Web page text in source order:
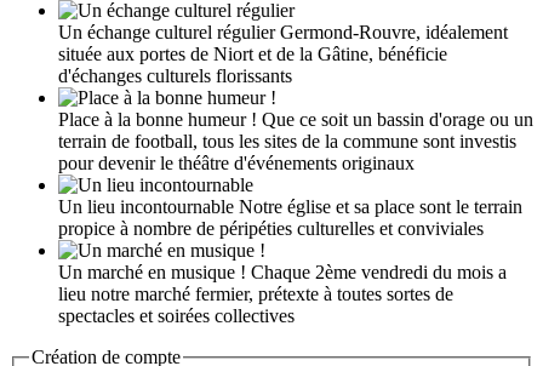
Un échange culturel régulier Germond-Rouvre, idéalement
située aux portes de Niort et de la Gâtine, bénéficie
d'échanges culturels florissants
Place à la bonne humeur ! Que ce soit un bassin d'orage ou un
terrain de football, tous les sites de la commune sont investis
pour devenir le théâtre d'événements originaux
Un lieu incontournable Notre église et sa place sont le terrain
propice à nombre de péripéties culturelles et conviviales
Un marché en musique ! Chaque 2ème vendredi du mois a
lieu notre marché fermier, prétexte à toutes sortes de
spectacles et soirées collectives
Création de compte